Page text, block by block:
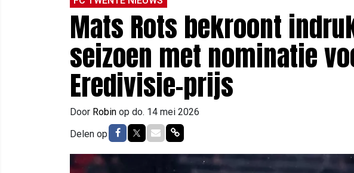
Mats Rots bekroont
seizoen met nominatie
Eredivisie-prijs
Door Robin op do. 14 mei 2026
Delen op Delen op Facebook
Delen op Twitter
Delen via Mail
Delen via link